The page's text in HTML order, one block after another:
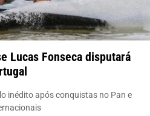
Lucas Fonseca disputará
inédito após conquistas no Pan e